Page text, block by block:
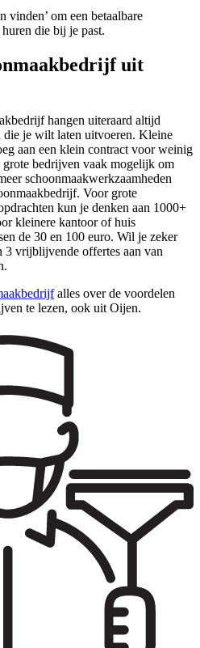
vinden’ om een betaalbare
die bij je past.
uit
hangen uiteraard altijd
die je wilt laten uitvoeren. Kleine
aan een klein contract voor weinig
bedrijven vaak mogelijk om
schoonmaakwerkzaamheden
Voor grote
kun je denken aan 1000+
kleinere kantoor of huis
de 30 en 100 euro. Wil je zeker
3 vrijblijvende offertes aan van
alles over de voordelen
te lezen, ook uit Oijen.